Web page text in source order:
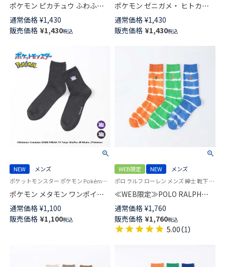
ポケモン ピカチュウ ふわふわ
フェイス クルー丈 カジュアル
ソックス メンズ 日本製
02432112
通常価格 ¥1,430
販売価格 ¥1,430税込
ポケモン ゼニガメ・ ヒトカ
ゲ・ フシギダネ プリント クル
ー丈 カジュアル ソックス メン
ズ 02432110
通常価格 ¥1,430
販売価格 ¥1,430税込
NEW
メンズ
ポケットモンスター ポケモン Pokémon 公式オンラインショップ 紳士 靴下 男性
ポケモン メタモン ワンポイン
ト リブ クルー丈 カジュアル ソ
ックス メンズ 02432107
通常価格 ¥1,100
販売価格 ¥1,100税込
WEB限定 NEW
メンズ
ポロ ラルフ ローレン メンズ 紳士 靴下 カジュアル 26SS
≪WEB限定≫POLO RALPH
LAUREN オーガニックコットン
混 TIE DYE クルー丈 ソックス
メンズ 92012545
通常価格 ¥1,760
販売価格 ¥1,760税込
5.00（1）